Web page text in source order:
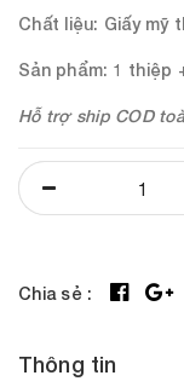
Chất liệu: Giấy mỹ
Sản phẩm: 1 thiệp
Hỗ trợ ship COD
Chia sẻ :
Thông tin